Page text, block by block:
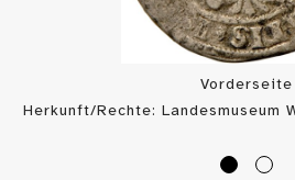
Vorderseite
Herkunft/Rechte: Landesmuseum